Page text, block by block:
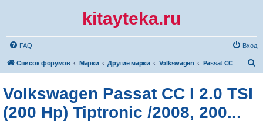
kitayteka.ru
FAQ Вход
Список форумов Марки Другие марки Volkswagen Passat CC
Volkswagen Passat CC I 2.0 TSI
(200 Hp) Tiptronic /2008, 200...